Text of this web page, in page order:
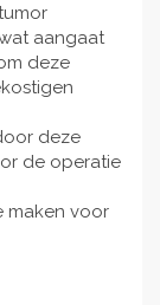
aangaat
deze
deze
de operatie
maken voor